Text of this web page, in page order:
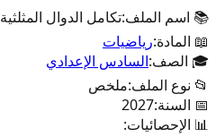
📚 اسم الملف:تكامل الدوال المثلثية
📖 المادة:رياضيات
🎓 الصف:السادس الإعدادي
📂 نوع الملف:ملخص
📅 السنة:2027
📊 الإحصائيات: